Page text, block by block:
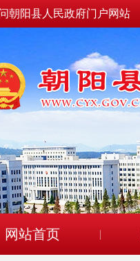
朝阳县人民政府门户网站
网站首页